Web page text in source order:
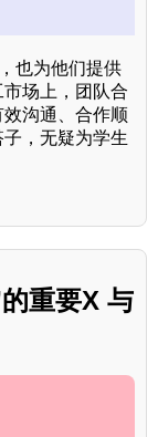
也为他们提供
场上，团队合
沟通、合作顺
，无疑为学生
重要X 与